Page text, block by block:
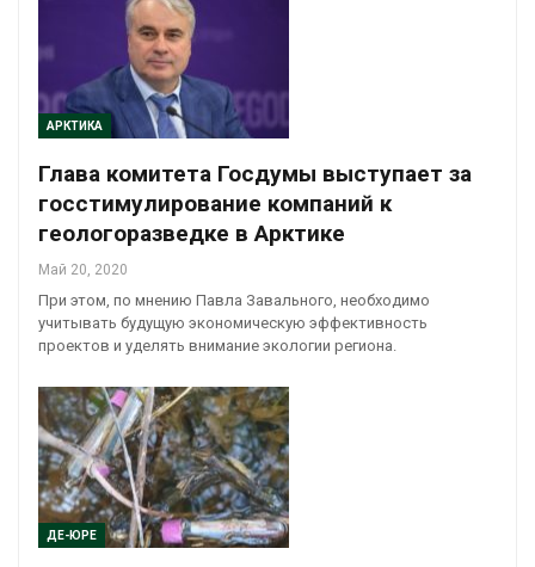
АРКТИКА
Глава комитета Госдумы выступает за
госстимулирование компаний к
геологоразведке в Арктике
Май 20, 2020
При этом, по мнению Павла Завального, необходимо
учитывать будущую экономическую эффективность
проектов и уделять внимание экологии региона.
ДЕ-ЮРЕ